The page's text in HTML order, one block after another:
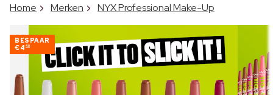
ITEM TOEGEVOEGD AAN
WINKELMAND
Vaak samen gekocht met
Home Merken NYX Professional Make-Up
BESPAAR
€4 40